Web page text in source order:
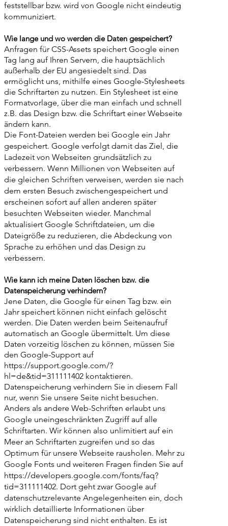
feststellbar bzw. wird von Google nicht eindeutig
kommuniziert.
Wie lange und wo werden die Daten gespeichert?
Anfragen für CSS-Assets speichert Google einen
Tag lang auf Ihren Servern, die hauptsächlich
außerhalb der EU angesiedelt sind. Das
ermöglicht uns, mithilfe eines Google-Stylesheets
die Schriftarten zu nutzen. Ein Stylesheet ist eine
Formatvorlage, über die man einfach und schnell
z.B. das Design bzw. die Schriftart einer Webseite
ändern kann.
Die Font-Dateien werden bei Google ein Jahr
gespeichert. Google verfolgt damit das Ziel, die
Ladezeit von Webseiten grundsätzlich zu
verbessern. Wenn Millionen von Webseiten auf
die gleichen Schriften verweisen, werden sie nach
dem ersten Besuch zwischengespeichert und
erscheinen sofort auf allen anderen später
besuchten Webseiten wieder. Manchmal
aktualisiert Google Schriftdateien, um die
Dateigröße zu reduzieren, die Abdeckung von
Sprache zu erhöhen und das Design zu
verbessern.
Wie kann ich meine Daten löschen bzw. die
Datenspeicherung verhindern?
Jene Daten, die Google für einen Tag bzw. ein
Jahr speichert können nicht einfach gelöscht
werden. Die Daten werden beim Seitenaufruf
automatisch an Google übermittelt. Um diese
Daten vorzeitig löschen zu können, müssen Sie
den Google-Support auf
https://support.google.com/?
hl=de&tid=311111402kontaktieren.
Datenspeicherung verhindern Sie in diesem Fall
nur, wenn Sie unsere Seite nicht besuchen.
Anders als andere Web-Schriften erlaubt uns
Google uneingeschränkten Zugriff auf alle
Schriftarten. Wir können also unlimitiert auf ein
Meer an Schriftarten zugreifen und so das
Optimum für unsere Webseite rausholen. Mehr zu
Google Fonts und weiteren Fragen finden Sie auf
https://developers.google.com/fonts/faq?
tid=311111402. Dort geht zwar Google auf
datenschutzrelevante Angelegenheiten ein, doch
wirklich detaillierte Informationen über
Datenspeicherung sind nicht enthalten. Es ist